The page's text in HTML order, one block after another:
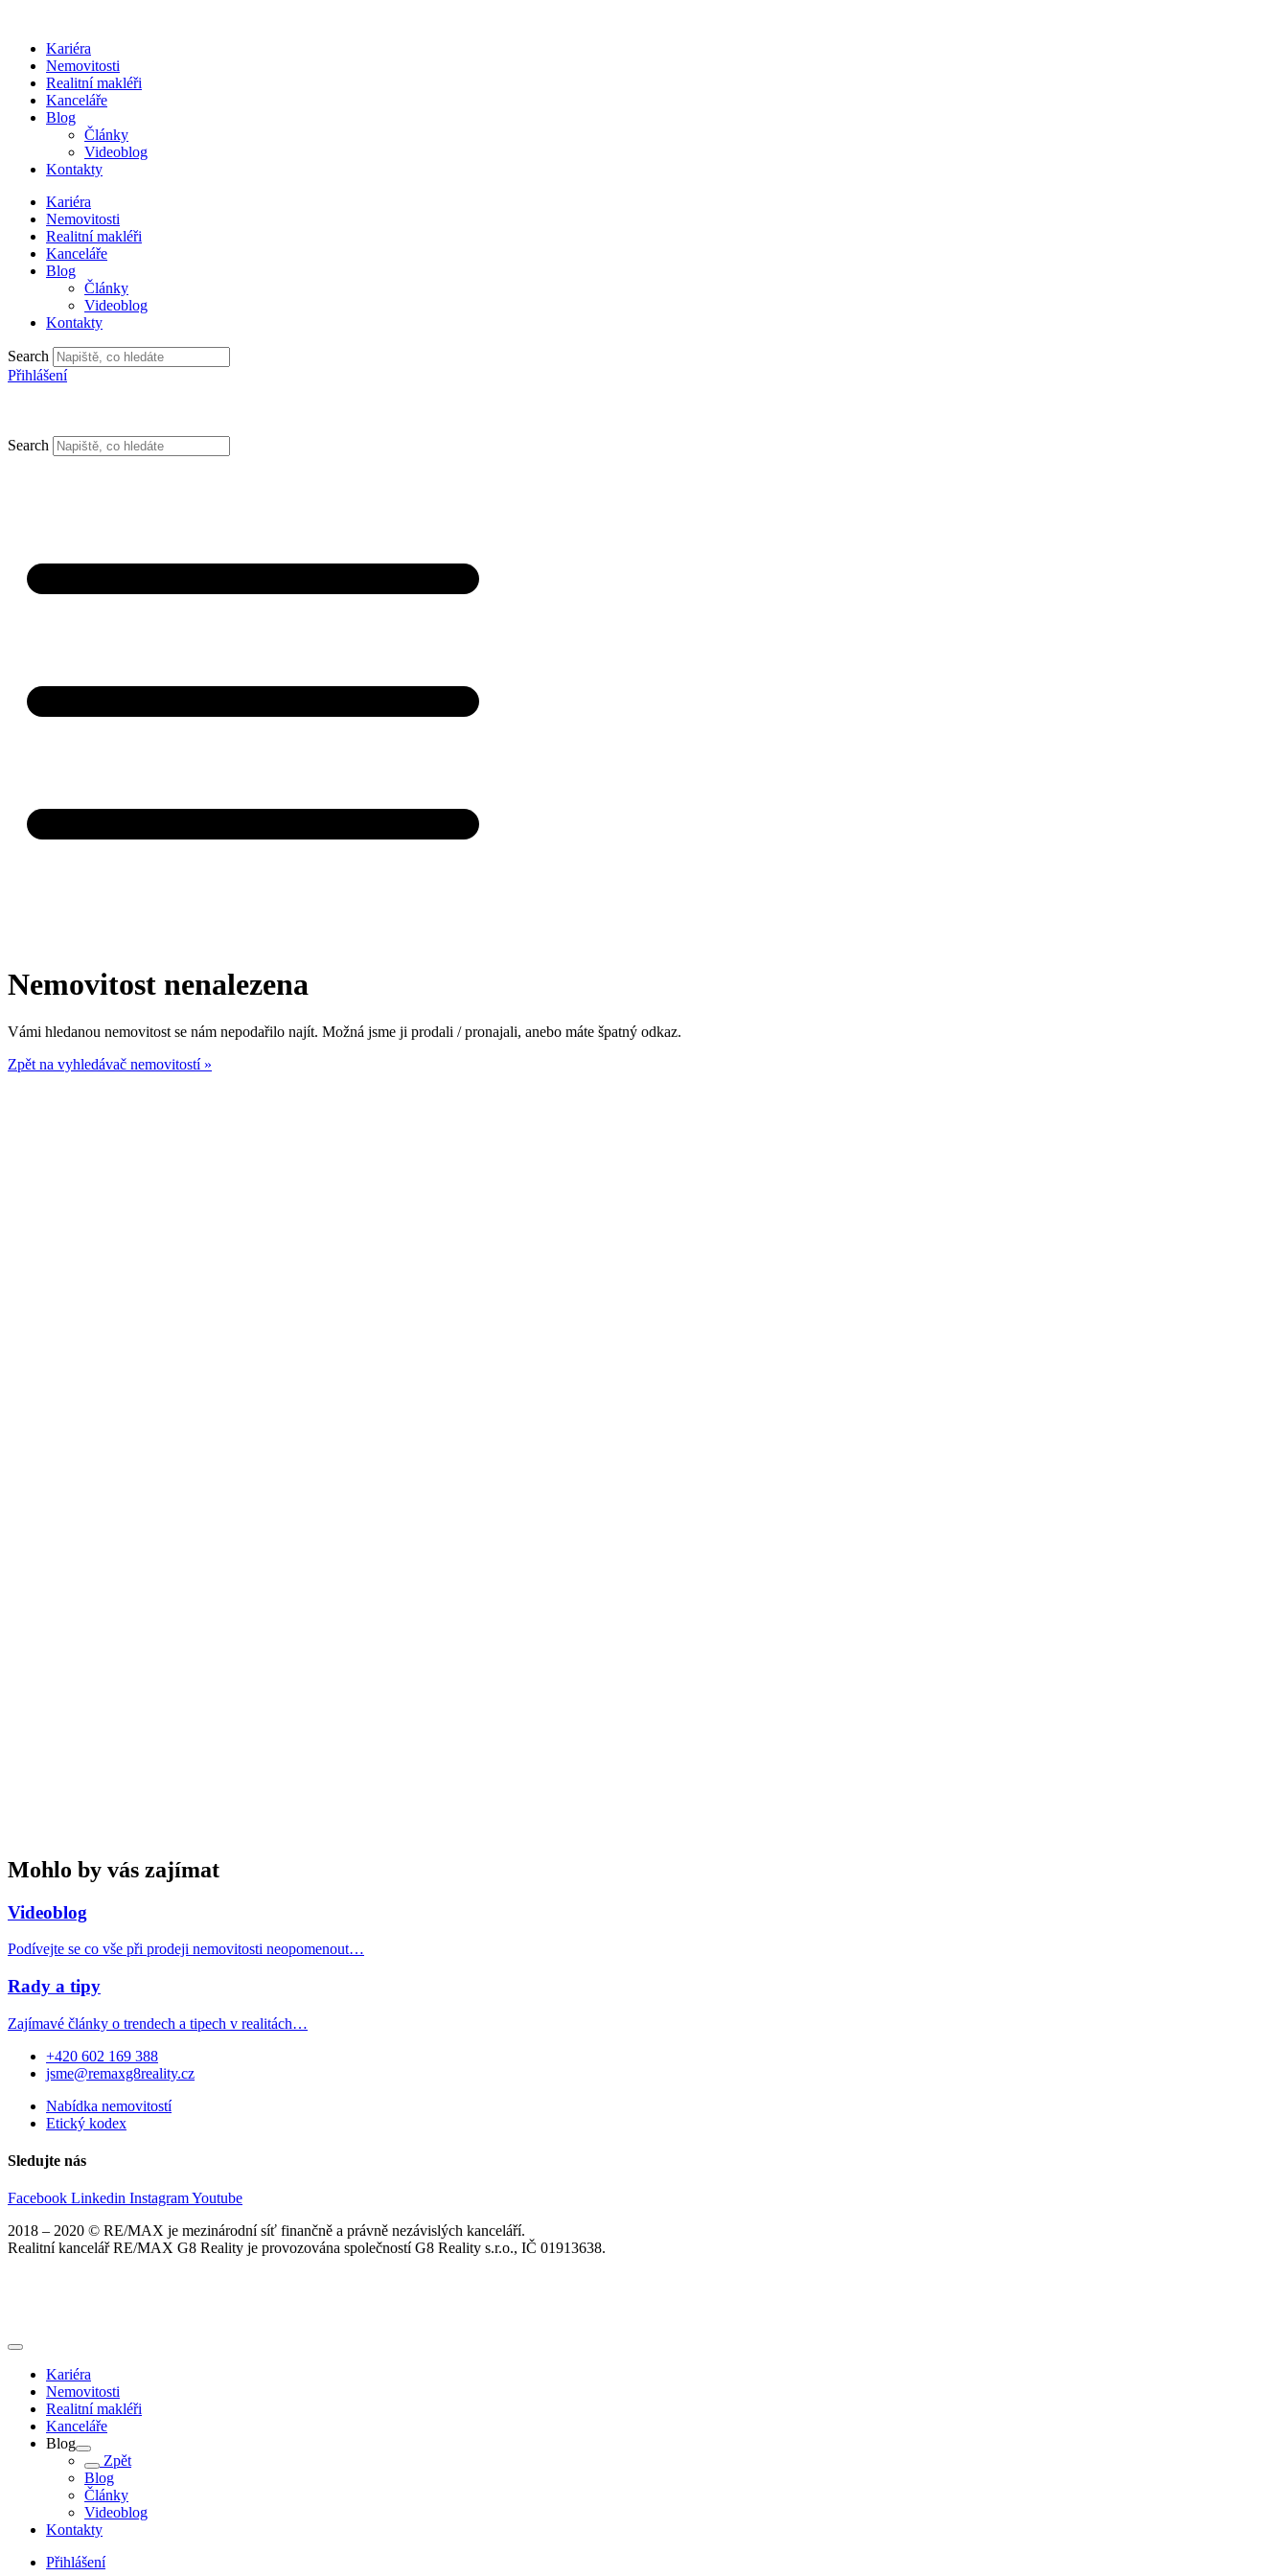
obsahuKariéra
Nemovitosti
Realitní makléři
Kanceláře
Blog
Články
Videoblog
Kontakty
Kariéra
Nemovitosti
Realitní makléři
Kanceláře
Blog
Články
Videoblog
Kontakty
Search
Přihlášení
Search
Nemovitost nenalezena
Vámi hledanou nemovitost se nám nepodařilo najít. Možná jsme ji prodali / pronajali, anebo máte špatný odkaz.
Zpět na vyhledávač nemovitostí »
Mohlo by vás zajímat
Videoblog
Podívejte se co vše při prodeji nemovitosti neopomenout…
Rady a tipy
Zajímavé články o trendech a tipech v realitách…
+420 602 169 388
jsme@remaxg8reality.cz
Nabídka nemovitostí
Etický kodex
Sledujte nás
Facebook Linkedin InstagramYoutube
2018 – 2020 © RE/MAX je mezinárodní síť finančně a právně nezávislých kanceláří.
Realitní kancelář RE/MAX G8 Reality je provozována společností G8 Reality s.r.o., IČ 01913638.
Kariéra
Nemovitosti
Realitní makléři
Kanceláře
Blog
Zpět
Blog
Články
Videoblog
Kontakty
Přihlášení